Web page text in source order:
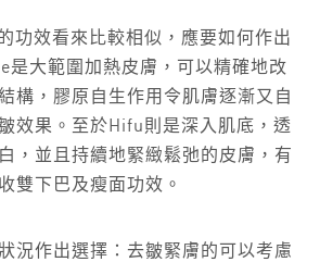
功效看來比較相似，應要如何作出
是大範圍加熱皮膚，可以精確地改
構，膠原自生作用令肌膚逐漸又自
效果。至於Hifu則是深入肌底，透
，並且持續地緊緻鬆弛的皮膚，有
雙下巴及瘦面功效。
況作出選擇：去皺緊膚的可以考慮